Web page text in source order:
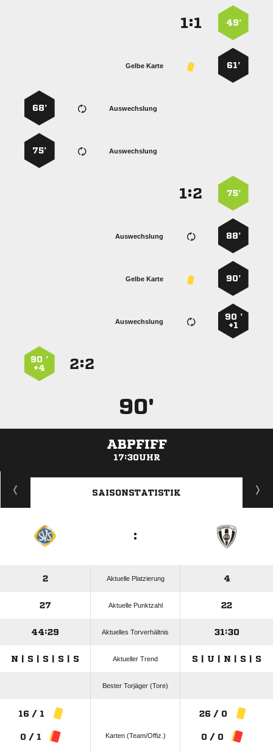
49’
:
61’
Gelbe Karte
Auswechslung
68’
Auswechslung
75’
75’
:
88’
Auswechslung
90’
Gelbe Karte
90 ’
+1
Auswechslung
:
90 ’
+4
90'
ABPFIFF
17:30UHR
ANZEIGE
SAISONSTATISTIK
:
2 Aktuelle Platzierung 4
27 Aktuelle Punktzahl 22
44:29 Aktuelles Torverhältnis 31:30
N | S | S | S | S Aktueller Trend S | U | N | S | S
Bester Torjäger (Tore)
16 / 1
0 / 1 Karten (Team/Offiz.)
26 / 0
0 / 0